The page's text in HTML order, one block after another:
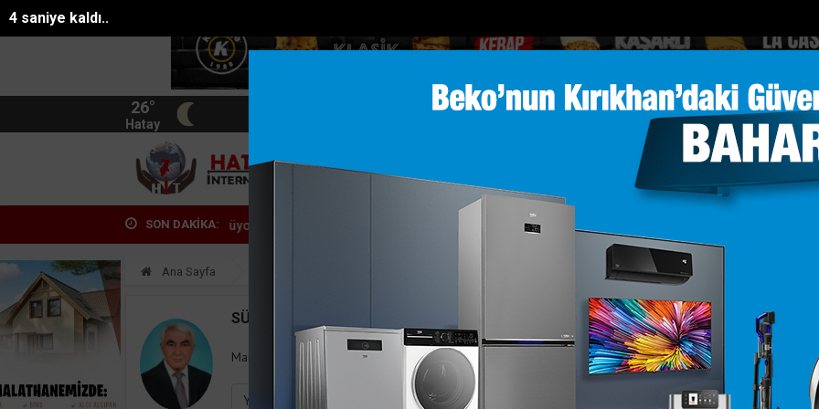
3 saniye kaldı..
26°
Hatay
DOLAR 46.2686 EURO 53.5186
HATAY KADIN-YAŞAM SPOR SAĞLIK
SON DAKİKA:
bulunan Eyüp Can davası sürüyor Manavgat Belediyesinden yaylalara kütüphane d... Mersinde patlayan domates konservesi 9
Ana Sayfa
SÜLEYMAN GÖKSU
Mail: suleymangoksu@gmail.com